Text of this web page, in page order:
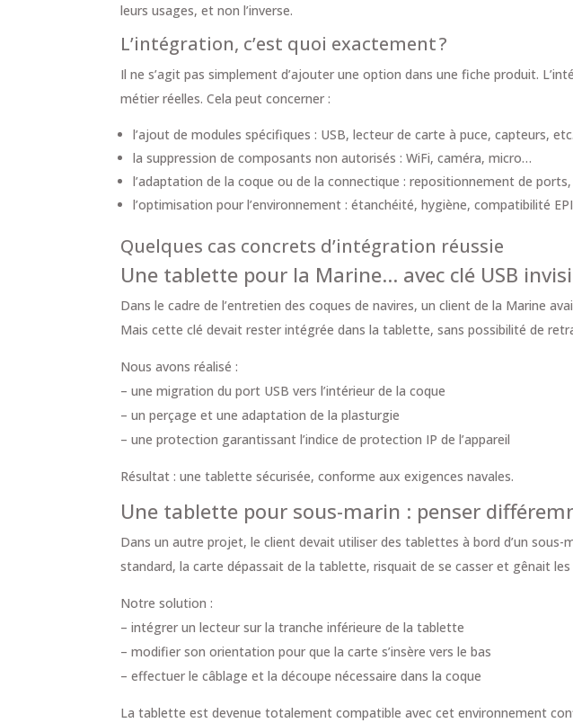
leurs usages, et non l’inverse.
L’intégration, c’est quoi exactement ?
Il ne s’agit pas simplement d’ajouter une option dans une fiche produit.
métier réelles. Cela peut concerner :
l’ajout de modules spécifiques : USB, lecteur de carte à puce, capteurs, etc.
la suppression de composants non autorisés : WiFi, caméra, micro…
l’adaptation de la coque ou de la connectique : repositionnement de
l’optimisation pour l’environnement : étanchéité, hygiène, compatibilité
Quelques cas concrets d’intégration réussie
Une tablette pour la Marine… avec clé USB
Dans le cadre de l’entretien des coques de navires, un client de la Marine
Mais cette clé devait rester intégrée dans la tablette, sans possibilité de
Nous avons réalisé :
– une migration du port USB vers l’intérieur de la coque
– un perçage et une adaptation de la plasturgie
– une protection garantissant l’indice de protection IP de l’appareil
Résultat : une tablette sécurisée, conforme aux exigences navales.
Une tablette pour sous-marin : penser
Dans un autre projet, le client devait utiliser des tablettes à bord d’un
standard, la carte dépassait de la tablette, risquait de se casser et gênait
Notre solution :
– intégrer un lecteur sur la tranche inférieure de la tablette
– modifier son orientation pour que la carte s’insère vers le bas
– effectuer le câblage et la découpe nécessaire dans la coque
La tablette est devenue totalement compatible avec cet environnement